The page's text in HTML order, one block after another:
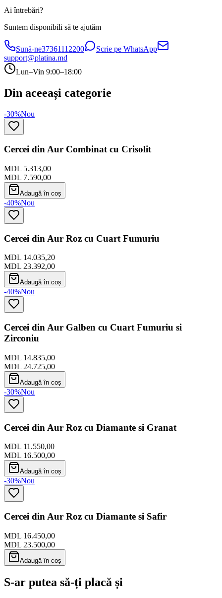
Ai întrebări?
Suntem disponibili să te ajutăm
Sună-ne37361112200
Scrie pe WhatsApp
support@platina.md
Lun–Vin 9:00–18:00
Din aceeași categorie
-30%Nou
Cercei din Aur Combinat cu Crisolit
MDL 5.313,00
MDL 7.590,00
Adaugă în coș
-40%Nou
Cercei din Aur Roz cu Cuart Fumuriu
MDL 14.035,20
MDL 23.392,00
Adaugă în coș
-40%Nou
Cercei din Aur Galben cu Cuart Fumuriu si
Zirconiu
MDL 14.835,00
MDL 24.725,00
Adaugă în coș
-30%Nou
Cercei din Aur Roz cu Diamante si Granat
MDL 11.550,00
MDL 16.500,00
Adaugă în coș
-30%Nou
Cercei din Aur Roz cu Diamante si Safir
MDL 16.450,00
MDL 23.500,00
Adaugă în coș
S-ar putea să-ți placă și